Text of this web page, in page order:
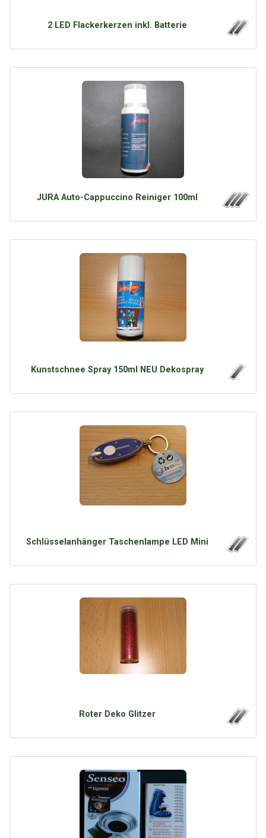
Mediadaten
Presse News
Erweitere Suche
Suchanfragen
2 LED Flackerkerzen inkl. Batterie
JURA Auto-Cappuccino Reiniger 100ml
Kunstschnee Spray 150ml NEU Dekospray
Schlüsselanhänger Taschenlampe LED Mini
Roter Deko Glitzer